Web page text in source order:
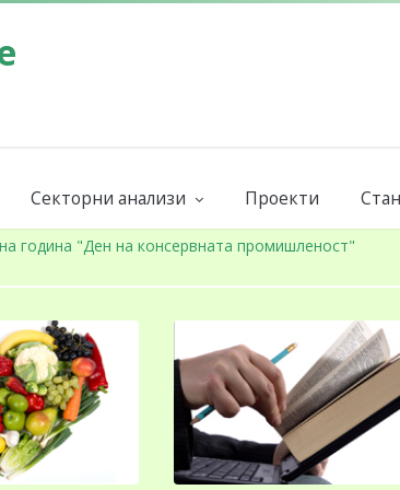
Секторни анализи Проекти
година "Ден на консервната промишленост"